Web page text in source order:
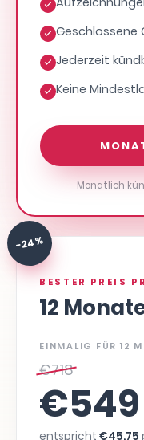
Geschlossene
Jederzeit
Keine
Monatlich
-24 %
BESTER PREIS
12
EINMALIG FÜR 12
€718
€549
entspricht €45,75